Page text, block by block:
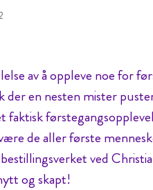
av å oppleve noe for
der en nesten mister
faktisk
de aller første
ved
og skapt!